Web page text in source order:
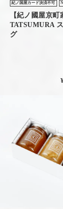
紀ノ国屋カード決済不可
【紀ノ國屋京町
TATSUMURA
グ